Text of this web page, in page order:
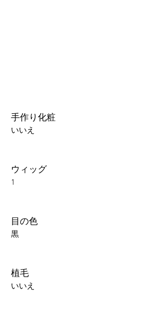
手作り化粧
いいえ
ウィッグ
1
目の色
黒
植毛
いいえ